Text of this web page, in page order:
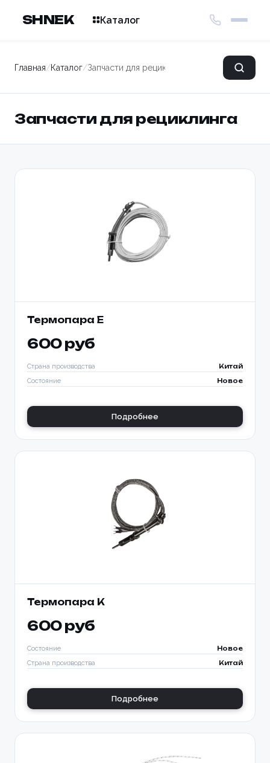
SHNEK Каталог
Главная/Каталог/Запчасти для рециклинга
Запчасти для рециклинга
Термопара Е
600 руб
Страна производства Китай
Состояние Новое
Подробнее
Термопара К
600 руб
Состояние Новое
Страна производства Китай
Подробнее